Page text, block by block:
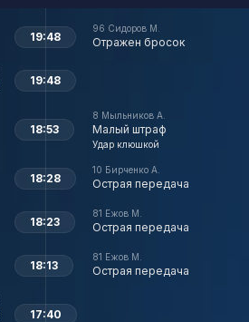
96 Сидоров М.
Отражен бросок
19:48
19:48
8 Мыльников А.
Малый штраф
Удар клюшкой
18:53
10 Бирченко А.
Острая передача
18:28
81 Ежов М.
Острая передача
18:23
81 Ежов М.
Острая передача
18:13
17:40